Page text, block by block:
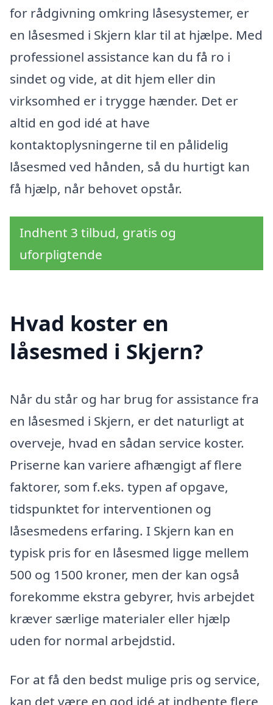
for rådgivning omkring låsesystemer, er
en låsesmed i Skjern klar til at hjælpe. Med
professionel assistance kan du få ro i
sindet og vide, at dit hjem eller din
virksomhed er i trygge hænder. Det er
altid en god idé at have
kontaktoplysningerne til en pålidelig
låsesmed ved hånden, så du hurtigt kan
få hjælp, når behovet opstår.
Indhent 3 tilbud, gratis og
uforpligtende
Hvad koster en
låsesmed i Skjern?
Når du står og har brug for assistance fra
en låsesmed i Skjern, er det naturligt at
overveje, hvad en sådan service koster.
Priserne kan variere afhængigt af flere
faktorer, som f.eks. typen af opgave,
tidspunktet for interventionen og
låsesmedens erfaring. I Skjern kan en
typisk pris for en låsesmed ligge mellem
500 og 1500 kroner, men der kan også
forekomme ekstra gebyrer, hvis arbejdet
kræver særlige materialer eller hjælp
uden for normal arbejdstid.
For at få den bedst mulige pris og service,
kan det være en god idé at indhente flere